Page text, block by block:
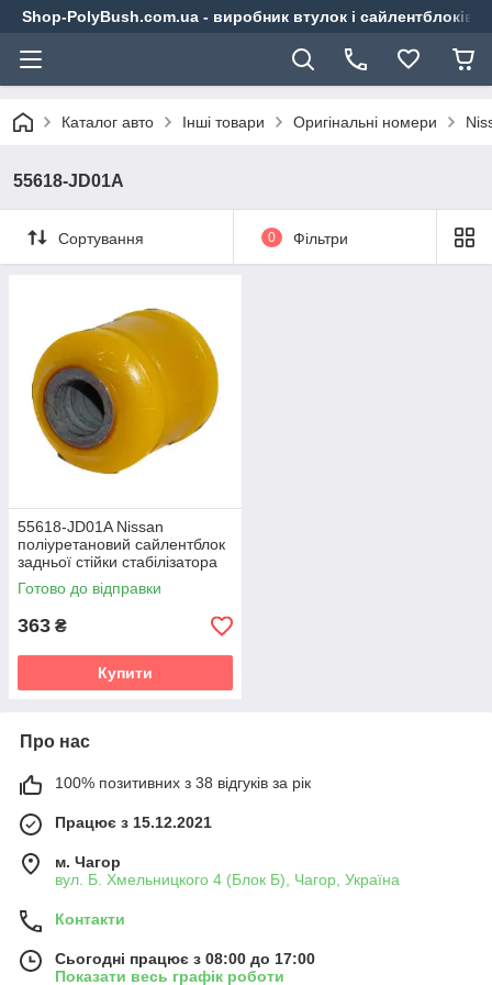
Shop-PolyBush.com.ua - виробник втулок і сайлентблоків
Каталог авто Інші товари Оригінальні номери
55618-JD01A
Сортування 0 Фільтри
55618-JD01A Nissan
поліуретановий сайлентблок
задньої стійки стабілізатора
v19
Готово до відправки
363 ₴
Купити
Про нас
100% позитивних з 38 відгуків за рік
Працює з 15.12.2021
м. Чагор
вул. Б. Хмельницкого 4 (Блок Б), Чагор, Україна
Контакти
Сьогодні працює з 08:00 до 17:00
Показати весь графік роботи